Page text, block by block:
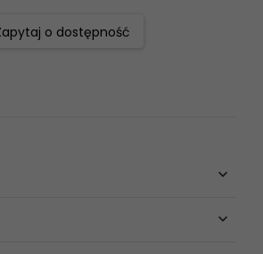
o dostępność